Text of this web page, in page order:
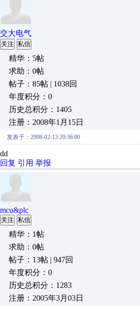
交大电气
关注 私信
精华：5帖
求助：0帖
帖子：85帖 | 1038回
年度积分：0
历史总积分：1405
注册：2008年1月15日
发表于：2008-02-13 20:36:00
dd
回复 引用 举报
mcu&plc
关注 私信
精华：1帖
求助：0帖
帖子：13帖 | 947回
年度积分：0
历史总积分：1283
注册：2005年3月03日